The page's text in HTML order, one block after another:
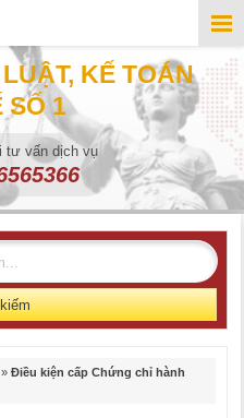
KẾ TOÁN
SỐ 1
tư vấn dịch vụ
» Điều kiện cấp Chứng chỉ hành